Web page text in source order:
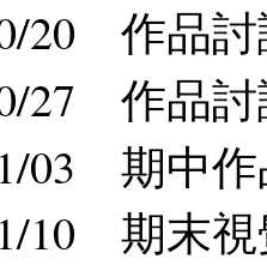
20 作品討
27 作品討
03 期中作
期末視